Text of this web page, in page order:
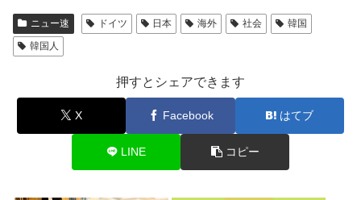
ニュー速 ドイツ 日本 海外 社会
韓国
韓国人
押すとシェアできます
X Facebook はてブ
LINE コピー